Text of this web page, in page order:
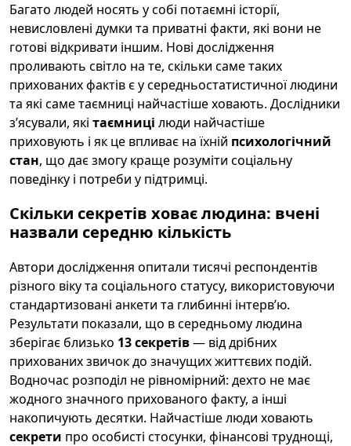
Багато людей носять у собі потаємні історії,
невисловлені думки та приватні факти, які вони не
готові відкривати іншим. Нові дослідження
проливають світло на те, скільки саме таких
прихованих фактів є у середньостатистичної людини
та які саме таємниці найчастіше ховають. Дослідники
з’ясували, які таємниці люди найчастіше
приховують і як це впливає на їхній психологічний
стан, що дає змогу краще розуміти соціальну
поведінку і потреби у підтримці.
Скільки секретів ховає людина: вчені
назвали середню кількість
Автори дослідження опитали тисячі респондентів
різного віку та соціального статусу, використовуючи
стандартизовані анкети та глибинні інтерв’ю.
Результати показали, що в середньому людина
зберігає близько 13 секретів— від дрібних
прихованих звичок до значущих життєвих подій.
Водночас розподіл не рівномірний: дехто не має
жодного значного прихованого факту, а інші
накопичують десятки. Найчастіше люди ховають
секрети про особисті стосунки, фінансові труднощі,